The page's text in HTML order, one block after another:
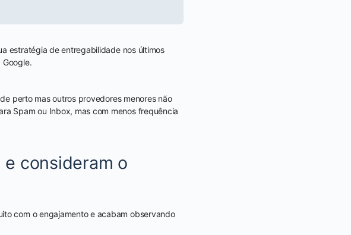
estratégia de entregabilidade nos últimos
Google.
perto mas outros provedores menores não
Spam ou Inbox, mas com menos frequência
consideram o
com o engajamento e acabam observando